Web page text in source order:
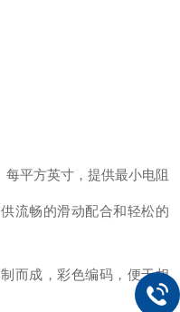
每平方英寸，提供最小电阻
流畅的滑动配合和轻松的
而成，彩色编码，便于相